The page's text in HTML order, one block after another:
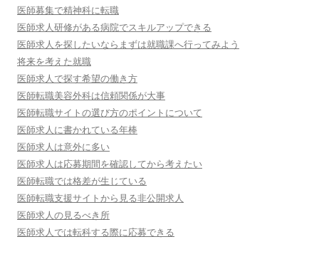
医師募集で精神科に転職
医師求人研修がある病院でスキルアップできる
医師求人を探したいならまずは就職課へ行ってみよう
将来を考えた就職
医師求人で探す希望の働き方
医師転職美容外科は信頼関係が大事
医師転職サイトの選び方のポイントについて
医師求人に書かれている年棒
医師求人は意外に多い
医師求人は応募期間を確認してから考えたい
医師転職では格差が生じている
医師転職支援サイトから見る非公開求人
医師求人の見るべき所
医師求人では転科する際に応募できる